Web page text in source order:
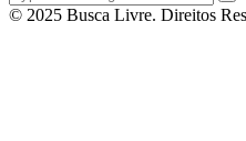
© 2025 Busca Livre. Direitos